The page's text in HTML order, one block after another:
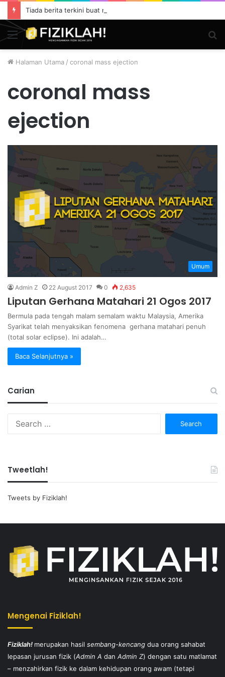
Tiada berita terkini buat masa ini.
Menu
Halaman Utama / coronal mass ejection
coronal mass
ejection
Umum
Admin Z 22 August 2017 0 2,635
Liputan Gerhana Matahari 21 Ogos 2017
Bermula pada tengah malam semalam waktu Malaysia, Amerika
Syarikat telah menyaksikan fenomena gerhana matahari penuh
(total solar eclipse). Ini adalah…
Baca Selanjutnya »
Carian
Tweetlah!
Tweets by Fiziklah!
Mengenai Fiziklah!
Fiziklah! merupakan hasil sembang-kencang dua orang sahabat
lepasan jurusan fizik (Admin A dan Admin Z) dengan satu matlamat
– menzahirkan fizik ke dalam kehidupan orang awam (tetapi